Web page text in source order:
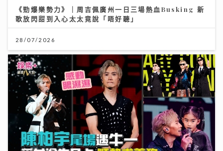
《勁爆樂勢力》｜周吉佩廣州一日三場熱血Busking 新
歌放閃甜到入心太太竟說「唔好聽」
28/07/2026